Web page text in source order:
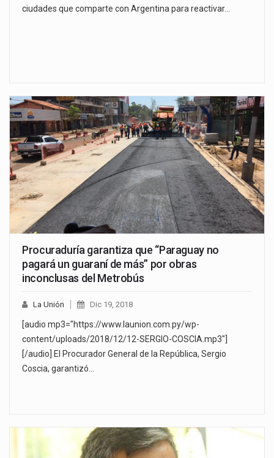
ciudades que comparte con Argentina para reactivar…
Procuraduría garantiza que “Paraguay no
pagará un guaraní de más” por obras
inconclusas del Metrobús
La Unión Dic 19, 2018
[audio mp3="https://www.launion.com.py/wp-
content/uploads/2018/12/12-SERGIO-COSCIA.mp3"]
[/audio] El Procurador General de la República, Sergio
Coscia, garantizó…